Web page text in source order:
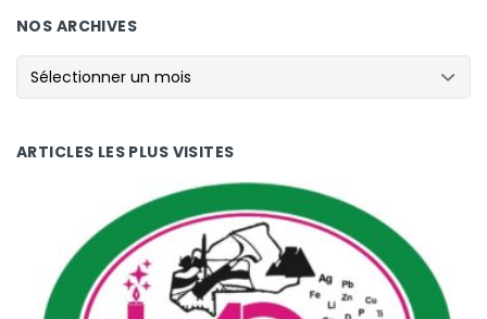
NOS ARCHIVES
NOS ARCHIVES
ARTICLES LES PLUS VISITES